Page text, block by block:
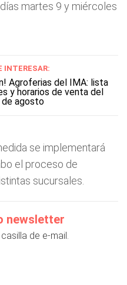
martes 9 y miércoles
INTERESAR:
Agroferias del IMA: lista
y horarios de venta del
de agosto
se implementará
el proceso de
sucursales.
newsletter
de e-mail.